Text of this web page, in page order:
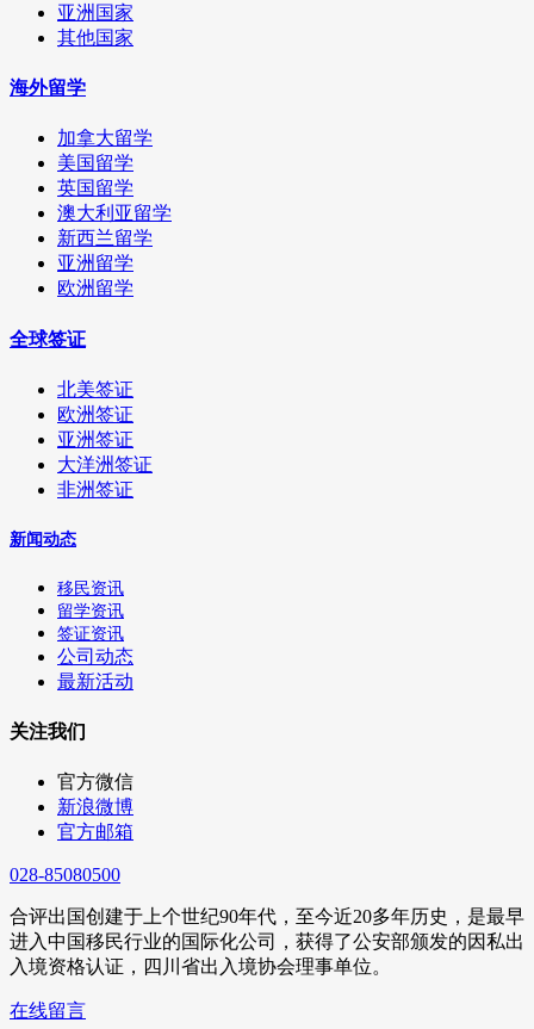
亚洲国家
其他国家
海外留学
加拿大留学
美国留学
英国留学
澳大利亚留学
新西兰留学
亚洲留学
欧洲留学
全球签证
北美签证
欧洲签证
亚洲签证
大洋洲签证
非洲签证
新闻动态
移民资讯
留学资讯
签证资讯
公司动态
最新活动
关注我们
官方微信
新浪微博
官方邮箱
028-85080500
合评出国创建于上个世纪90年代，至今近20多年历史，是最早
进入中国移民行业的国际化公司，获得了公安部颁发的因私出
入境资格认证，四川省出入境协会理事单位。
在线留言